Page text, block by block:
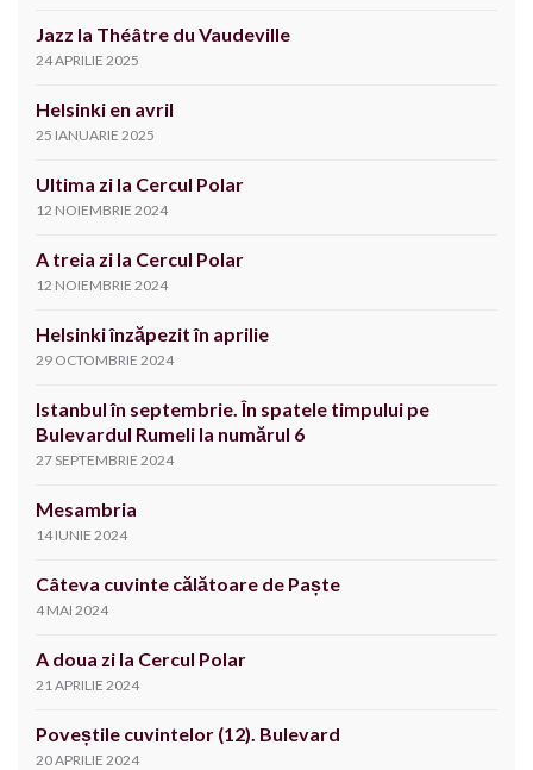
Jazz la Théâtre du Vaudeville
24 APRILIE 2025
Helsinki en avril
25 IANUARIE 2025
Ultima zi la Cercul Polar
12 NOIEMBRIE 2024
A treia zi la Cercul Polar
12 NOIEMBRIE 2024
Helsinki înzăpezit în aprilie
29 OCTOMBRIE 2024
Istanbul în septembrie. În spatele timpului pe
Bulevardul Rumeli la numărul 6
27 SEPTEMBRIE 2024
Mesambria
14 IUNIE 2024
Câteva cuvinte călătoare de Paște
4 MAI 2024
A doua zi la Cercul Polar
21 APRILIE 2024
Poveștile cuvintelor (12). Bulevard
20 APRILIE 2024